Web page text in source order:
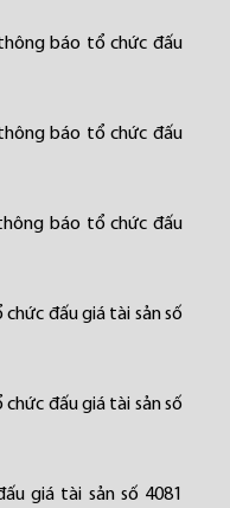
báo tổ chức đấu
báo tổ chức đấu
báo tổ chức đấu
đấu giá tài sản số
đấu giá tài sản số
giá tài sản số 4081